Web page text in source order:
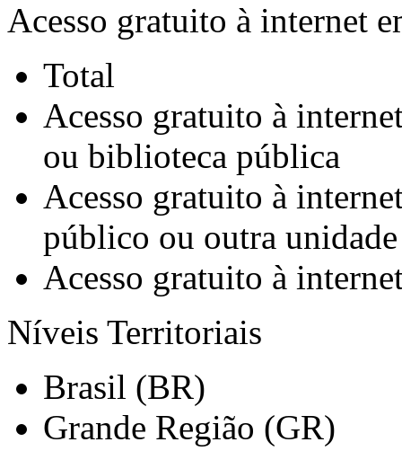
Acesso gratuito à internet
Total
Acesso gratuito à
ou biblioteca pública
Acesso gratuito à
público ou outra
Acesso gratuito à
Níveis Territoriais
Brasil (BR)
Grande Região (GR)